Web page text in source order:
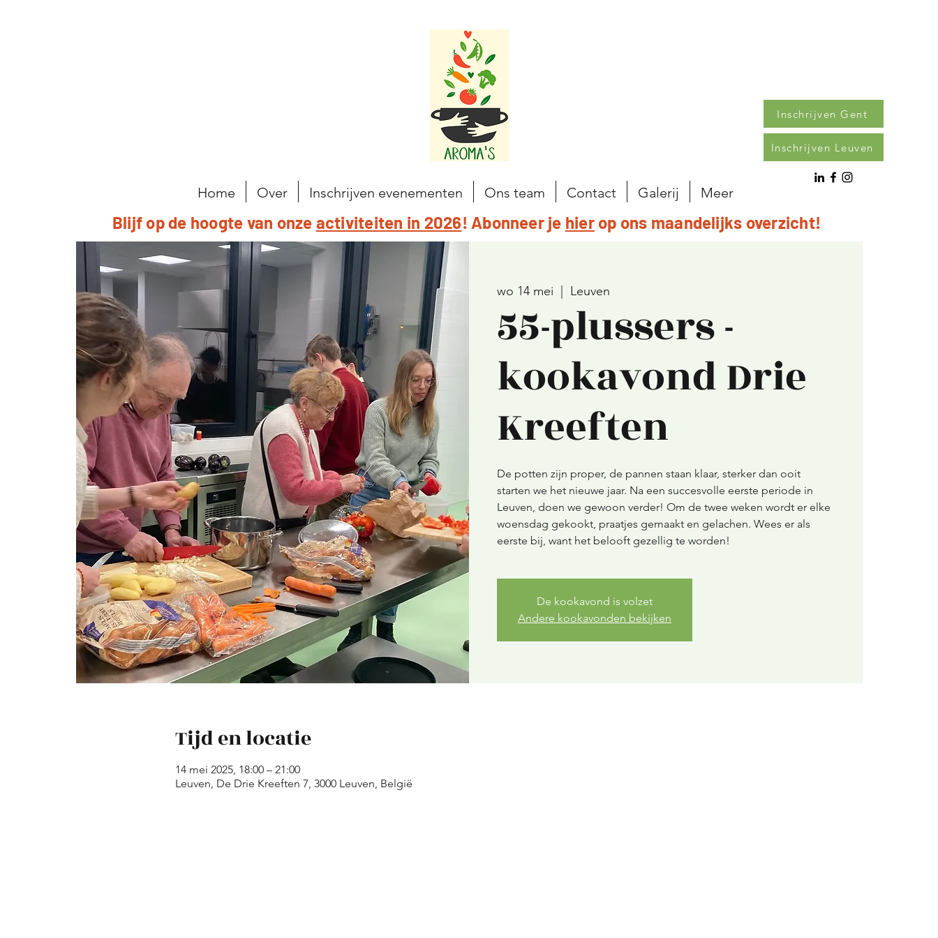
Inschrijven Gent
Inschrijven Leuven
Home Over Inschrijven evenementen Ons team Contact Galerij Meer
Blijf op de hoogte van onze activiteiten in 2026! Abonneer je hierop ons maandelijks overzicht!
wo 14 mei Leuven
55-plussers -
kookavond Drie
Kreeften
De potten zijn proper, de pannen staan klaar, sterker dan ooit
starten we het nieuwe jaar. Na een succesvolle eerste periode in
Leuven, doen we gewoon verder! Om de twee weken wordt er elke
woensdag gekookt, praatjes gemaakt en gelachen. Wees er als
eerste bij, want het belooft gezellig te worden!
De kookavond is volzet
Andere kookavonden bekijken
Tijd en locatie
14 mei 2025, 18:00 – 21:00
Leuven, De Drie Kreeften 7, 3000 Leuven, België